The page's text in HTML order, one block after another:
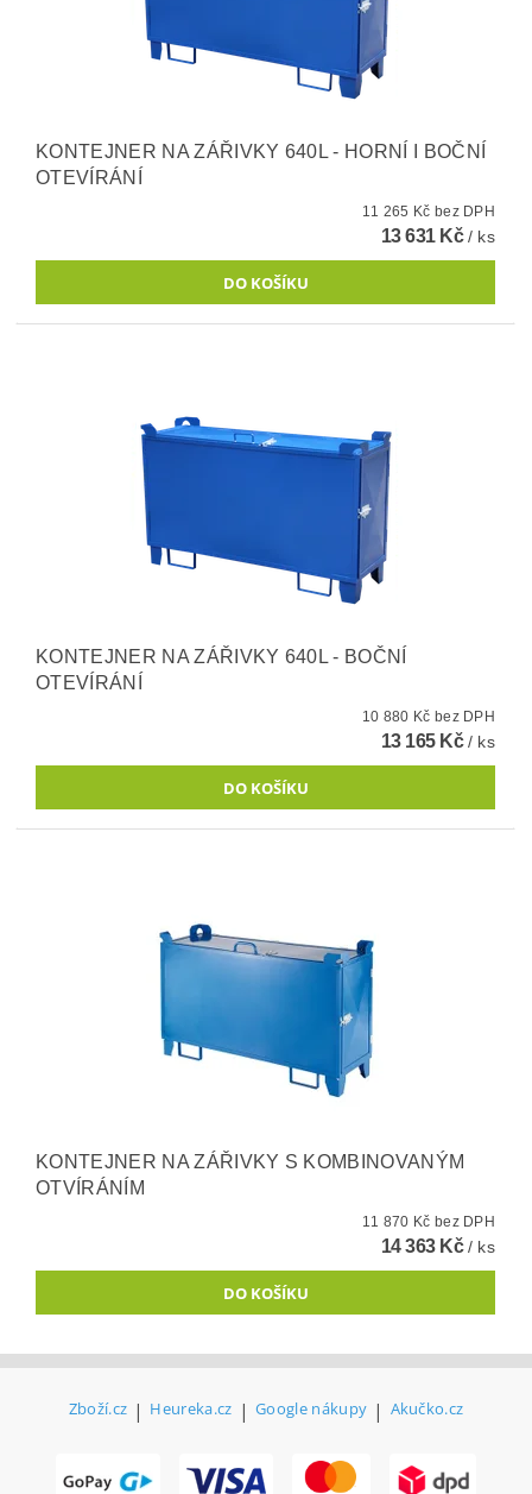
KONTEJNER NA ZÁŘIVKY 640L - HORNÍ I BOČNÍ
OTEVÍRÁNÍ
11 265 Kč bez DPH
13 631 Kč/ ks
KONTEJNER NA ZÁŘIVKY 640L - BOČNÍ
OTEVÍRÁNÍ
10 880 Kč bez DPH
13 165 Kč/ ks
KONTEJNER NA ZÁŘIVKY S KOMBINOVANÝM
OTVÍRÁNÍM
11 870 Kč bez DPH
14 363 Kč/ ks
Zboží.cz | Heureka.cz | Google nákupy | Akučko.cz